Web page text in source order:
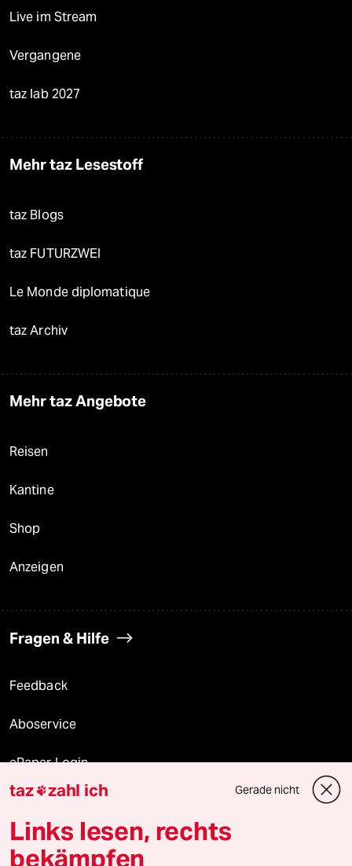
Live im Stream
Vergangene
taz lab 2027
Mehr taz Lesestoff
taz Blogs
taz FUTURZWEI
Le Monde diplomatique
taz Archiv
Mehr taz Angebote
Reisen
Kantine
Shop
Anzeigen
Fragen & Hilfe
Feedback
Aboservice
ePaper Login
Downloads für Abonnierende
taz zahl ich Gerade nicht
Links lesen, rechts
bekämpfen